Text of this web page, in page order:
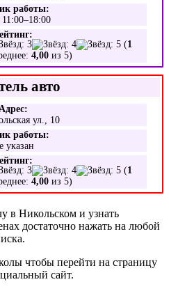
работы:
(1
4,00 из 5)
авто
ул., 10
работы:
указан
(1
4,00 из 5)
в Никольском и узнать
достаточно нажать на любой
чтобы перейти на страницу
сайт.